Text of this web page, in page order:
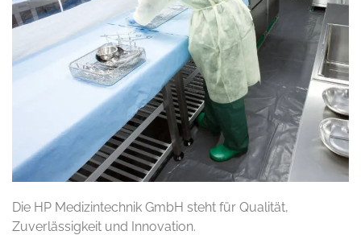
Die HP Medizintechnik GmbH steht für Qualität,
Zuverlässigkeit und Innovation.